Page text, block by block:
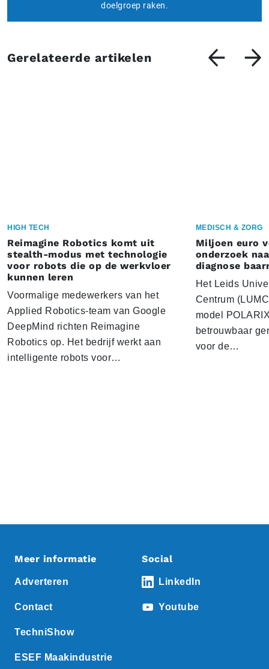
doelgroep raken.
Gerelateerde artikelen
HIGH TECH
Reimagine Robotics komt uit
stealth-modus met technologie
voor robots die op de werkvloer
kunnen leren
Voormalige medewerkers van het
Applied Robotics-team van Google
DeepMind richten Reimagine
Robotics op. Het bedrijf werkt aan
intelligente robots voor…
MEDISCH & ZORG
Miljoen euro
onderzoek
diagnose
Het Leids
Centrum
model
betrouwbaar
voor de…
Meer informatie
Adverteren
Contact
TechniShow
ESEF Maakindustrie
Social
LinkedIn
Youtube